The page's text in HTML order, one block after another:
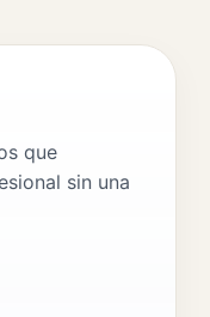
que
sin una